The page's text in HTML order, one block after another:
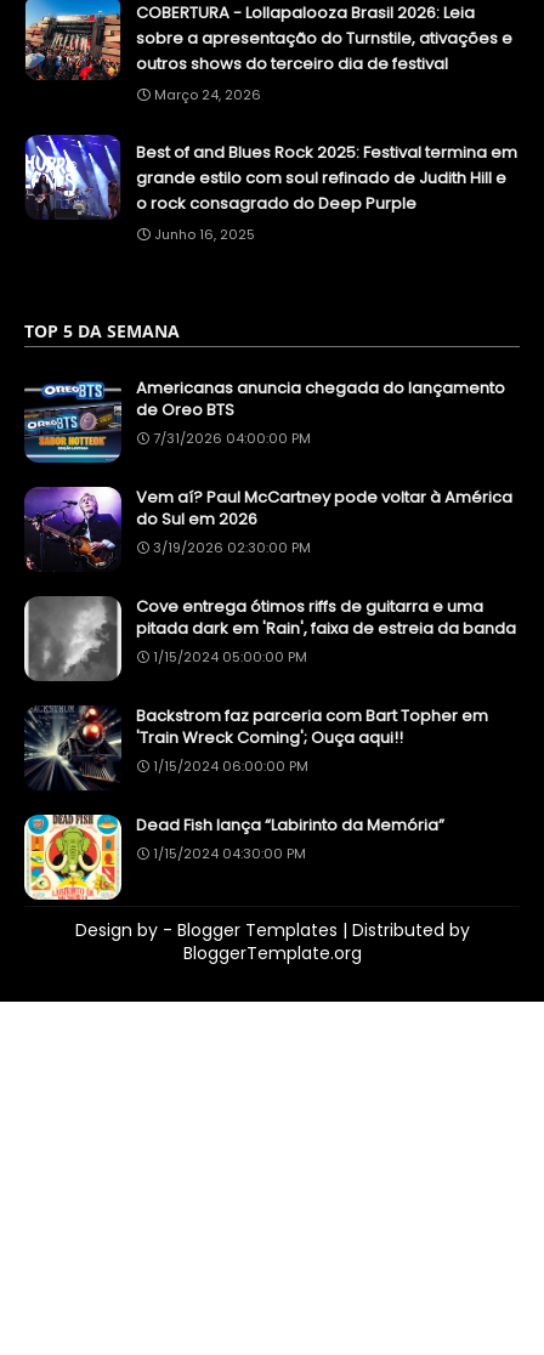
COBERTURA - Lollapalooza Brasil 2026: Leia
sobre a apresentação do Turnstile, ativações e
outros shows do terceiro dia de festival
Março 24, 2026
Best of and Blues Rock 2025: Festival termina em
grande estilo com soul refinado de Judith Hill e
o rock consagrado do Deep Purple
Junho 16, 2025
TOP 5 DA SEMANA
Americanas anuncia chegada do lançamento
de Oreo BTS
7/31/2026 04:00:00 PM
Vem aí? Paul McCartney pode voltar à América
do Sul em 2026
3/19/2026 02:30:00 PM
Cove entrega ótimos riffs de guitarra e uma
pitada dark em 'Rain', faixa de estreia da banda
1/15/2024 05:00:00 PM
Backstrom faz parceria com Bart Topher em
'Train Wreck Coming'; Ouça aqui!!
1/15/2024 06:00:00 PM
Dead Fish lança “Labirinto da Memória”
1/15/2024 04:30:00 PM
Design by - Blogger Templates | Distributed by
BloggerTemplate.org